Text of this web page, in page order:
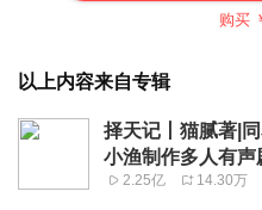
购买
以上内容来自专辑
择天记丨猫腻著|
小渔制作多人有声
2.25亿 14.30万